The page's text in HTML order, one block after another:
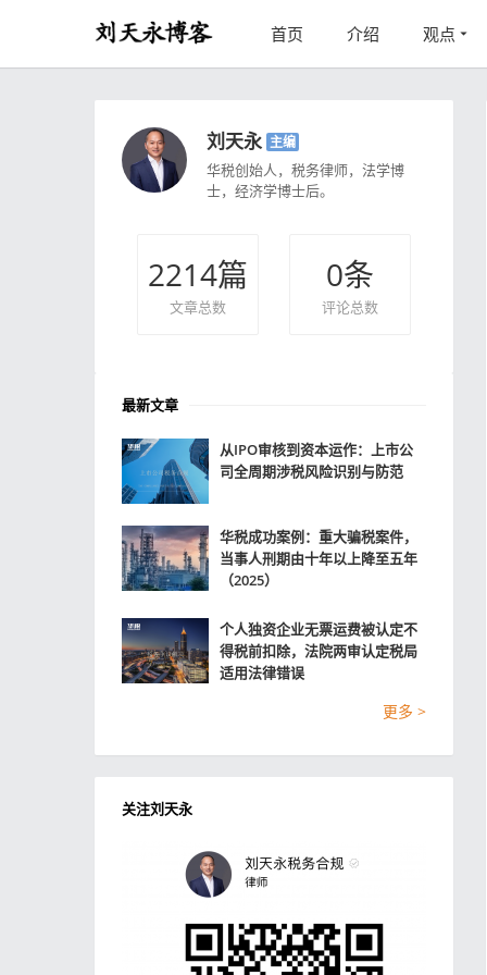
首页 介绍 观点
刘天永 主编
华税创始人，税务律师，法学博
士，经济学博士后。
2214篇
文章总数
0条
评论总数
最新文章
从IPO审核到资本运作：上市公
司全周期涉税风险识别与防范
华税成功案例：重大骗税案件，
当事人刑期由十年以上降至五年
（2025）
个人独资企业无票运费被认定不
得税前扣除，法院两审认定税局
适用法律错误
更多 >
关注刘天永